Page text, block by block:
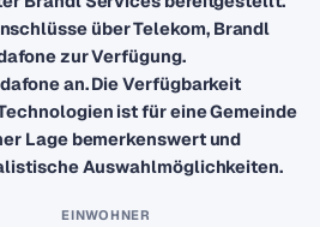
über Telekom, Brandl
zur Verfügung.
an. Die Verfügbarkeit
ist für eine Gemeinde
Lage bemerkenswert und
Auswahlmöglichkeiten.
EINWOHNER